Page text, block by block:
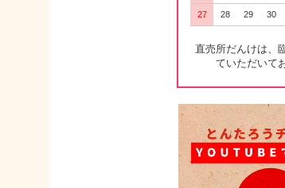
27 28 29 30
直売所だんけは、
ていただいて